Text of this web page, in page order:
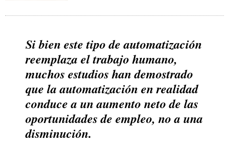
Si bien este tipo de automatización
reemplaza el trabajo humano,
muchos estudios han demostrado
que la automatización en realidad
conduce a un aumento neto de las
oportunidades de empleo, no a una
disminución.